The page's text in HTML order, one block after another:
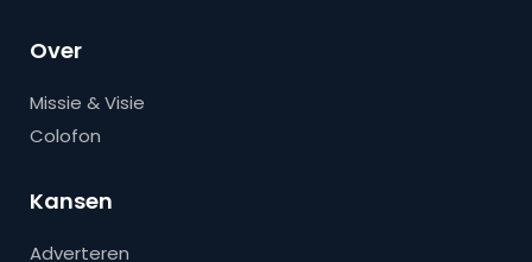
Over
Missie & Visie
Colofon
Kansen
Adverteren